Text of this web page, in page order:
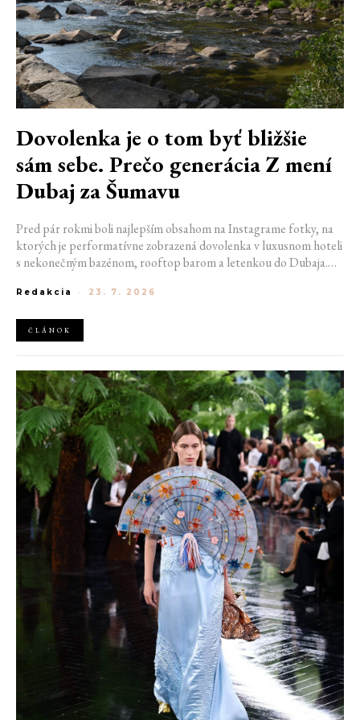
Dovolenka je o tom byť bližšie
sám sebe. Prečo generácia Z mení
Dubaj za Šumavu
Pred pár rokmi boli najlepším obsahom na Instagrame fotky, na
ktorých je performatívne zobrazená dovolenka v luxusnom hoteli
s nekonečným bazénom, rooftop barom a letenkou do Dubaja.
Jizerských horách. Ranné kúpanie v lome. Výlet vlakom na
kamarátmi pri ohni.
Redakcia - 23. 7. 2026
ČLÁNOK